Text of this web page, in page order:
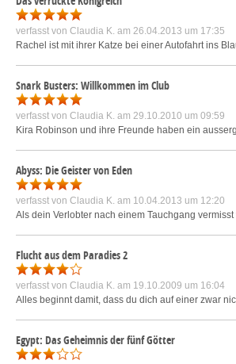
verfasst von Claudia K. am 26.04.2013 um 17:35
Rachel ist mit ihrer Katze bei einer Autofahrt ins
Snark Busters: Willkommen im Club
verfasst von Claudia K. am 29.10.2010 um 09:59
Kira Robinson und ihre Freunde haben ein
Abyss: Die Geister von Eden
verfasst von Claudia K. am 10.04.2013 um 12:20
Als dein Verlobter nach einem Tauchgang
Flucht aus dem Paradies 2
verfasst von Claudia K. am 19.10.2009 um 16:04
Alles beginnt damit, dass du dich auf einer zwar
Egypt: Das Geheimnis der fünf Götter